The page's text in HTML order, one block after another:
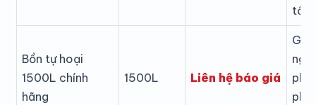
tối
Bồn tự hoại
1500L chính
hãng
1500L Liên hệ báo giá
Gia